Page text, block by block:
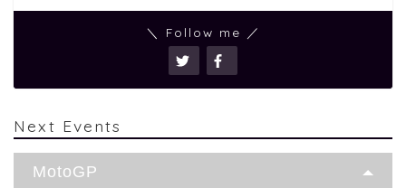
＼ Follow me ／
Next Events
MotoGP